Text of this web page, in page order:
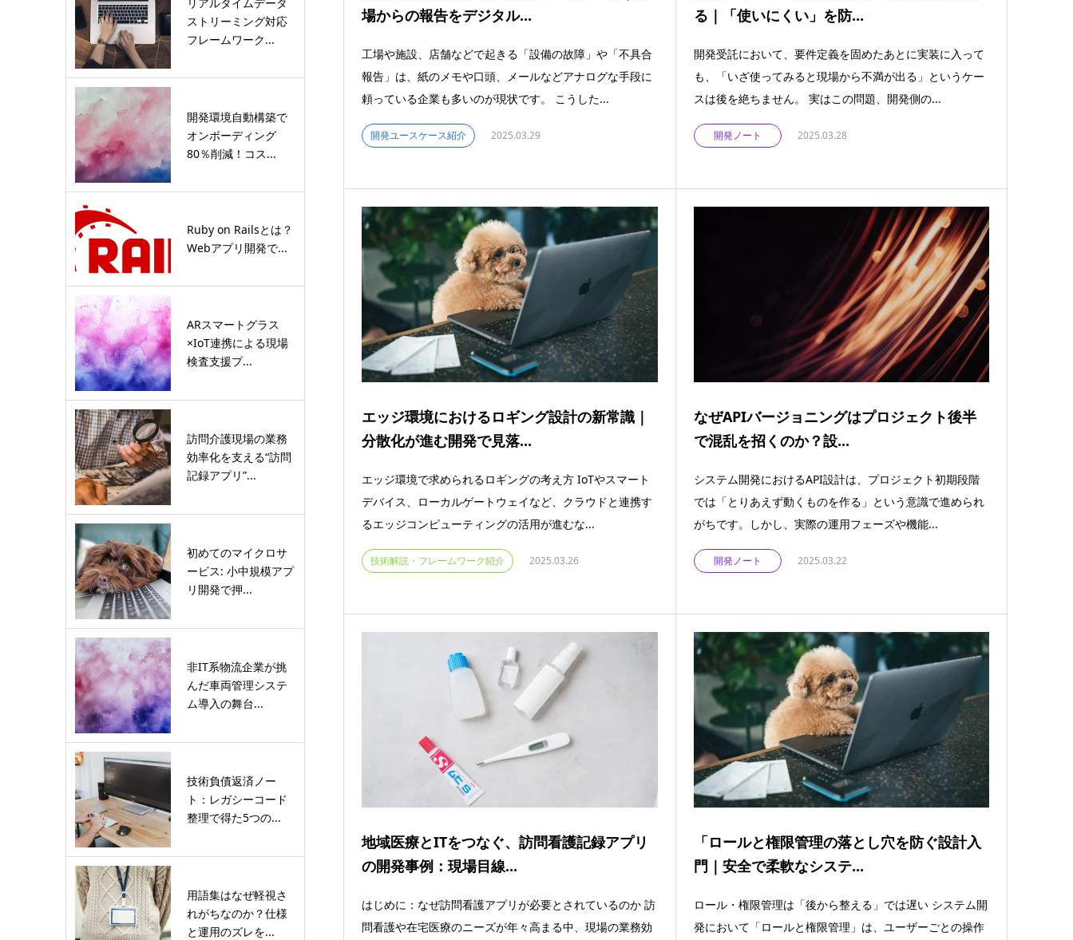
場からの報告をデジタル...
工場や施設、店舗などで起きる「設備の故障」や「不具合
報告」は、紙のメモや口頭、メールなどアナログな手段に
頼っている企業も多いのが現状です。 こうした...
開発ユースケース紹介 2025.03.29
る｜「使いにくい」を防...
開発受託において、要件定義を固めたあとに実装に入って
も、「いざ使ってみると現場から不満が出る」というケー
スは後を絶ちません。 実はこの問題、開発側の...
開発ノート 2025.03.28
エッジ環境におけるロギング設計の新常識｜
分散化が進む開発で見落...
エッジ環境で求められるロギングの考え方 IoTやスマート
デバイス、ローカルゲートウェイなど、クラウドと連携す
るエッジコンピューティングの活用が進むな...
技術解説・フレームワーク紹介 2025.03.26
なぜAPIバージョニングはプロジェクト後半
で混乱を招くのか？設...
システム開発におけるAPI設計は、プロジェクト初期段階
では「とりあえず動くものを作る」という意識で進められ
がちです。しかし、実際の運用フェーズや機能...
開発ノート 2025.03.22
地域医療とITをつなぐ、訪問看護記録アプリ
の開発事例：現場目線...
はじめに：なぜ訪問看護アプリが必要とされているのか 訪
問看護や在宅医療のニーズが年々高まる中、現場の業務効
「ロールと権限管理の落とし穴を防ぐ設計入
門｜安全で柔軟なシステ...
ロール・権限管理は「後から整える」では遅い システム開
発において「ロールと権限管理」は、ユーザーごとの操作
ストリーミング対応
フレームワーク...
開発環境自動構築で
オンボーディング
80％削減！コス...
Ruby on Railsとは？
Webアプリ開発で...
ARスマートグラス
×IoT連携による現場
検査支援プ...
訪問介護現場の業務
効率化を支える“訪問
記録アプリ”...
初めてのマイクロサ
ービス: 小中規模アプ
リ開発で押...
非IT系物流企業が挑
んだ車両管理システ
ム導入の舞台...
技術負債返済ノー
ト：レガシーコード
整理で得た5つの...
用語集はなぜ軽視さ
れがちなのか？仕様
と運用のズレを...